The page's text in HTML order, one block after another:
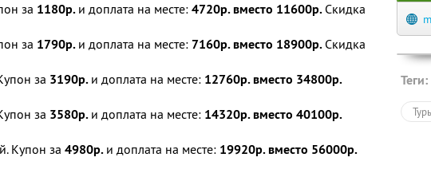
за 1180р. и доплата на месте: 4720р. вместо 11600р. Скидка
за 1790р. и доплата на месте: 7160р. вместо 18900р. Скидка
за 3190р. и доплата на месте: 12760р. вместо 34800р.
за 3580р. и доплата на месте: 14320р. вместо 40100р.
Купон за 4980р. и доплата на месте: 19920р. вместо 56000р.
Теги: